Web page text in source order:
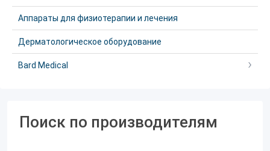
Аппараты для физиотерапии и лечения
Дерматологическое оборудование
Bard Medical
Поиск по производителям